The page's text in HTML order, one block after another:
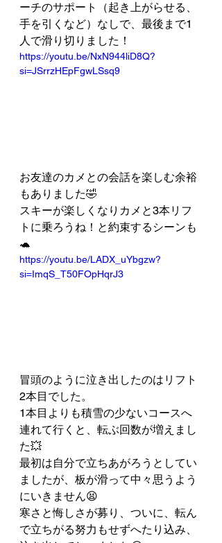
ーチのサポート（起き上がらせる、
手を引くなど）なしで、最後まで1
人で滑り切りました！
https://youtu.be/NxN944liD8Q?
si=JSrrzHEpFgwLSsq9
お友達のカメとの会話を楽しむ余裕
もありました🤣
スキーが楽しくなりカメと3本リフ
トに乗ろうね！と約束するシーンも
🐢
https://youtu.be/LADX_uYbgzw?
si=ImqS_T50FOpHqrJ3
冒頭のように泣き出したのはリフト
2本目でした。
1本目よりも積雪の少ないコースへ
連れて行くと、転ぶ回数が増えまし
た💥
最初は自分で立ちあがろうとしてい
ましたが、板が滑って中々思うよう
にいきません😫
寒さと悔しさが募り、ついに、転ん
で立ちがる努力もせずへたり込み、